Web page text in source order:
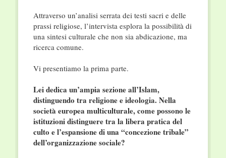
Attraverso un’analisi serrata dei testi sacri e delle
prassi religiose, l’intervista esplora la possibilità di
una sintesi culturale che non sia abdicazione, ma
ricerca comune.
Vi presentiamo la prima parte.
Lei dedica un’ampia sezione all’Islam,
distinguendo tra religione e ideologia. Nella
società europea multiculturale, come possono le
istituzioni distinguere tra la libera pratica del
culto e l’espansione di una “concezione tribale”
dell’organizzazione sociale?